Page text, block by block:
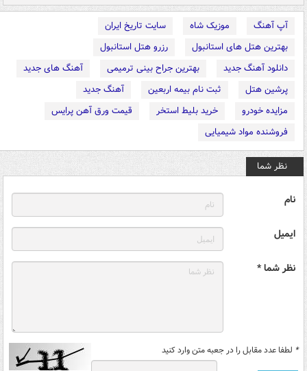
آپ آهنگ موزیک شاه
سایت تاریخ ایران
بهترین هتل های استانبول
رزرو هتل استانبول
دانلود آهنگ جدید
بهترین جراح بینی ترمیمی
آهنگ های جدید
پرشین هتل
ثبت نام بیمه اربعین
آهنگ جدید
مزایده خودرو
خرید بلیط استخر
قیمت ورق آهن پرایس
فروشنده مواد شیمیایی
نظر شما
نام
ایمیل
نظر شما *
* لطفا عدد مقابل را در جعبه متن وارد کنید